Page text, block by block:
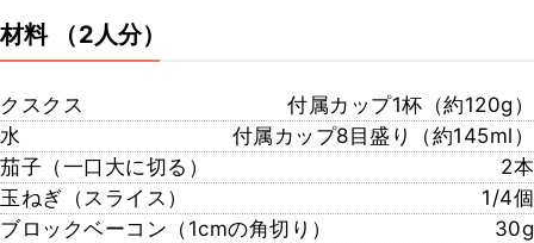
材料 （2人分）
クスクス
付属カップ1杯（約120g）
水
付属カップ8目盛り（約145ml）
茄子（一口大に切る）
2本
玉ねぎ（スライス）
1/4個
ブロックベーコン（1cmの角切り）
30g